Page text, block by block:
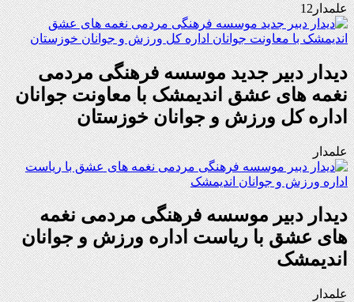
علمدار12
دیدار دبیر جدید موسسه فرهنگی مردمی
نغمه های عشق اندیمشک با معاونت جوانان
اداره کل ورزش و جوانان خوزستان
علمدار
دیدار دبیر موسسه فرهنگی مردمی نغمه
های عشق با ریاست اداره ورزش و جوانان
اندیمشک
علمدار